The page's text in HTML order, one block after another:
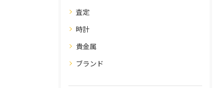
査定
時計
貴金属
ブランド